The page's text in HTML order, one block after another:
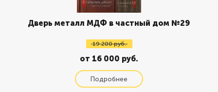
Дверь металл МДФ в частный дом №29
19 200 руб.
от 16 000 руб.